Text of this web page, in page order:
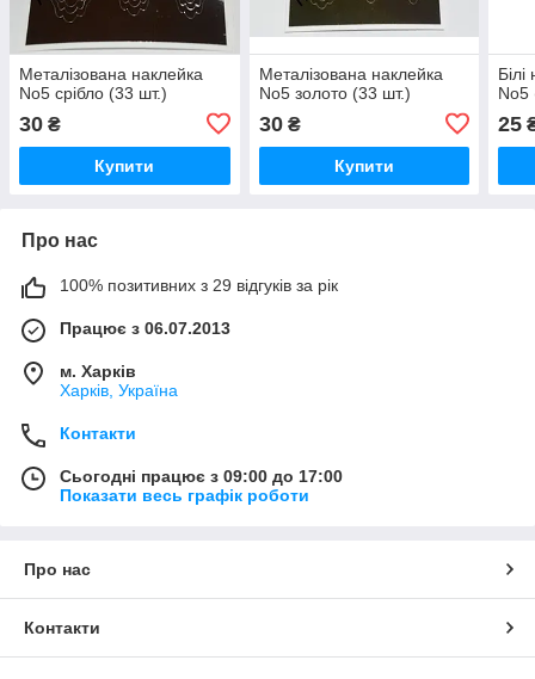
Металізована наклейка
No5 срібло (33 шт.)
30 ₴
Купити
Металізована наклейка
No5 золото (33 шт.)
30₴
Купити
Білі
No5
25
Про нас
100% позитивних з 29 відгуків за рік
Працює з 06.07.2013
м. Харків
Харків, Україна
Контакти
Сьогодні працює з 09:00 до 17:00
Показати весь графік роботи
Про нас
Контакти